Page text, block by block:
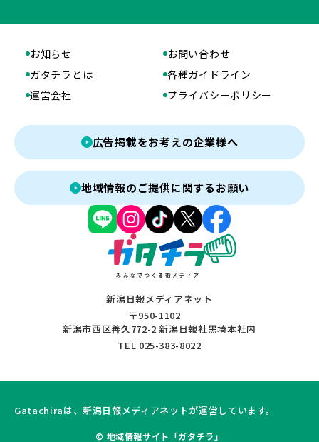
新潟日報メディアネット
〒950-1102
新潟市西区善久772-2 新潟日報社黒埼本社内
TEL 025-383-8022
お知らせ
お問い合わせ
ガタチラとは
各種ガイドライン
運営会社
プライバシーポリシー
広告掲載をお考えの企業様へ
地域情報のご提供に関するお願い
Gatachiraは、新潟日報メディアネットが運営しています。
© 地域情報サイト「ガタチラ」